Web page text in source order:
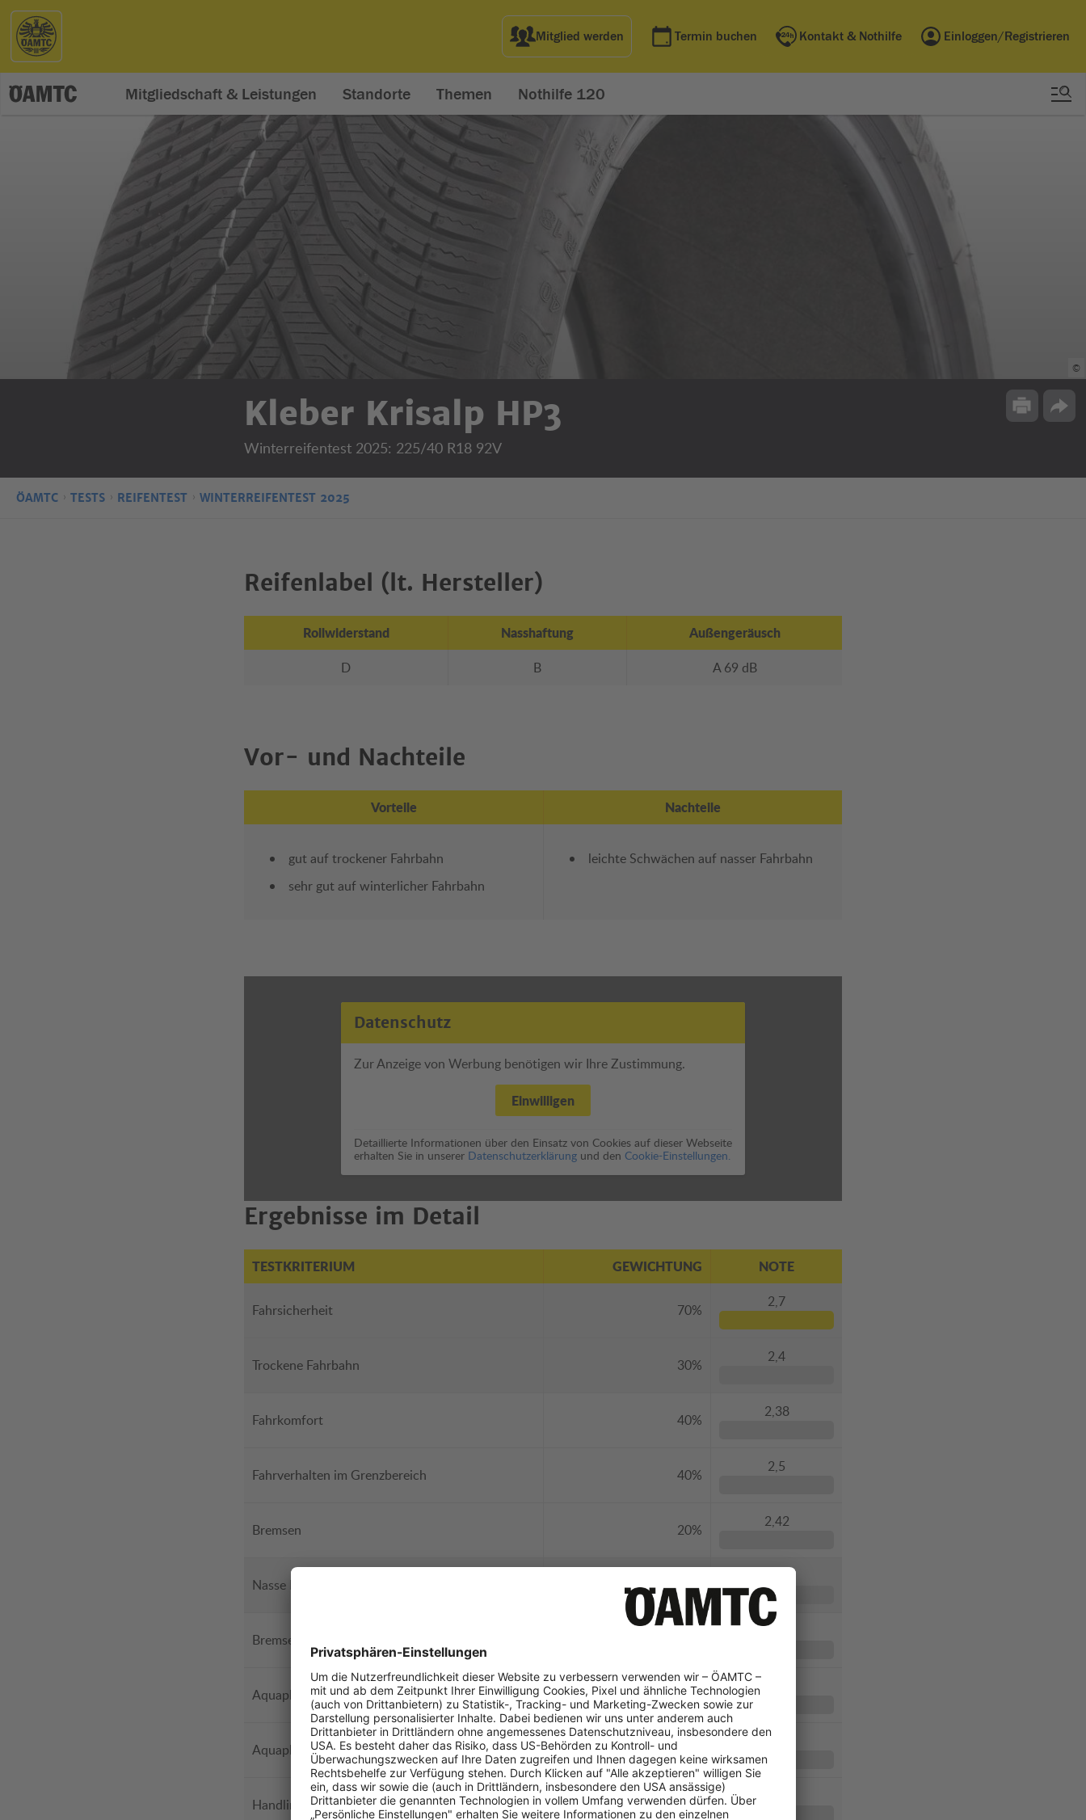
Mitglied werden Termin buchen Kontakt & Nothilfe Einloggen/Registrieren
Mitgliedschaft & Leistungen Standorte Themen Nothilfe 120
©
Kleber Krisalp HP3
Winterreifentest 2025: 225/40 R18 92V
Drucken
ÖAMTC TESTS REIFENTEST WINTERREIFENTEST 2025
Reifenlabel (lt. Hersteller)
Rollwiderstand Nasshaftung Außengeräusch
D B A 69 dB
Vor- und Nachteile
Vorteile Nachteile
gut auf trockener Fahrbahn
sehr gut auf winterlicher Fahrbahn
leichte Schwächen auf nasser Fahrbahn
Datenschutz
Zur Anzeige von Werbung benötigen wir Ihre Zustimmung.
Einwilligen
Detaillierte Informationen über den Einsatz von Cookies auf dieser Webseite
erhalten Sie in unserer Datenschutzerklärung und den Cookie-Einstellungen.
Ergebnisse im Detail
TESTKRITERIUM GEWICHTUNG NOTE
Fahrsicherheit 70% 2,7
Trockene Fahrbahn 30% 2,4
Fahrkomfort 40% 2,38
Fahrverhalten im Grenzbereich 40% 2,5
Bremsen 20% 2,42
Nasse Fahrbahn 40%
Bremsen 2,56
Aquaplaning längs 20%
Aquaplaning quer 3,13
Handling 30%